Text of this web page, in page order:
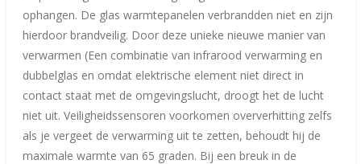
ophangen. De glas warmtepanelen verbrandden niet en zijn
hierdoor brandveilig. Door deze unieke nieuwe manier van
verwarmen (Een combinatie van infrarood verwarming en
dubbelglas en omdat elektrische element niet direct in
contact staat met de omgevingslucht, droogt het de lucht
niet uit. Veiligheidssensoren voorkomen oververhitting zelfs
als je vergeet de verwarming uit te zetten, behoudt hij de
maximale warmte van 65 graden. Bij een breuk in de